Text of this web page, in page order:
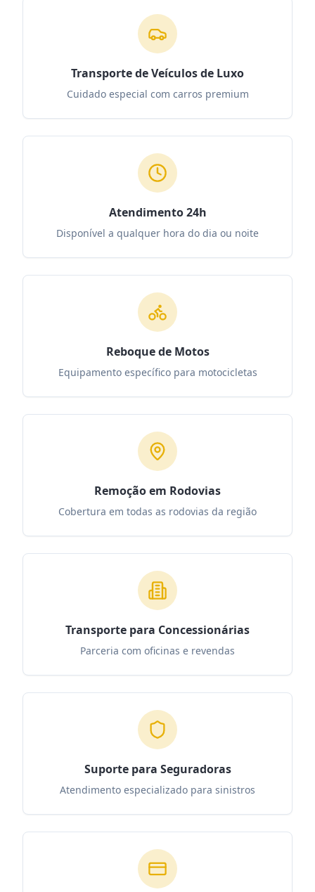
Transporte de Veículos de Luxo
Cuidado especial com carros premium
Atendimento 24h
Disponível a qualquer hora do dia ou noite
Reboque de Motos
Equipamento específico para motocicletas
Remoção em Rodovias
Cobertura em todas as rodovias da região
Transporte para Concessionárias
Parceria com oficinas e revendas
Suporte para Seguradoras
Atendimento especializado para sinistros